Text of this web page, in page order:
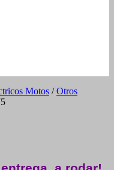
Motos /Otros